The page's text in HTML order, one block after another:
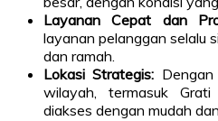
Layanan Cepat dan
layanan pelanggan selalu
dan ramah.
Lokasi Strategis:
wilayah, termasuk
diakses dengan mudah